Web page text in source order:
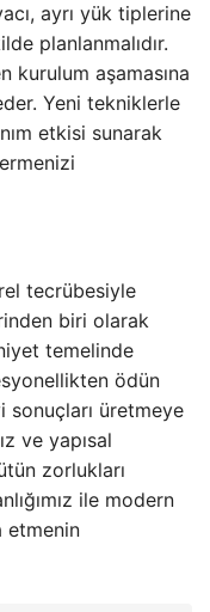
ayrı yük tiplerine
planlanmalıdır.
kurulum aşamasına
Yeni tekniklerle
etkisi sunarak
tecrübesiyle
biri olarak
temelinde
ödün
üretmeye
ve yapısal
zorlukları
ile modern
etmenin